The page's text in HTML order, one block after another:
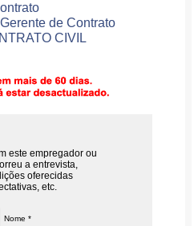
de Contrato
CIVIL
este empregador ou
a entrevista,
oferecidas
etc.
Nome *